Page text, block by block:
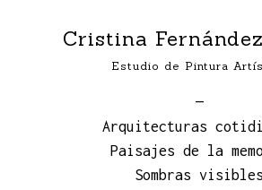
Cristina
Estudio de Pintura
—
Arquitecturas
Paisajes de la
Sombras visibles